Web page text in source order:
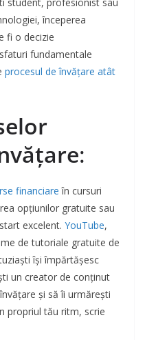
student, profesionist sau
începerea
fi o decizie
fundamentale
procesul de învățare atât
:
financiare în cursuri
opțiunilor gratuite sau
excelent. YouTube,
de tutoriale gratuite de
își împărtășesc
un creator de conținut
și să îi urmărești
propriul tău ritm, scrie